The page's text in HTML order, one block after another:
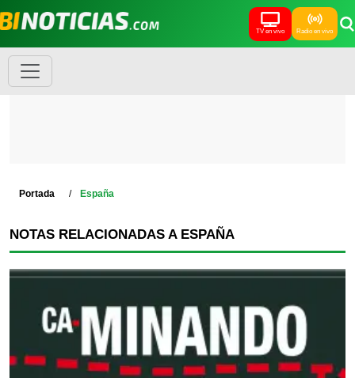
TV en vivo Radio en vivo
Portada España
NOTAS RELACIONADAS A ESPAÑA